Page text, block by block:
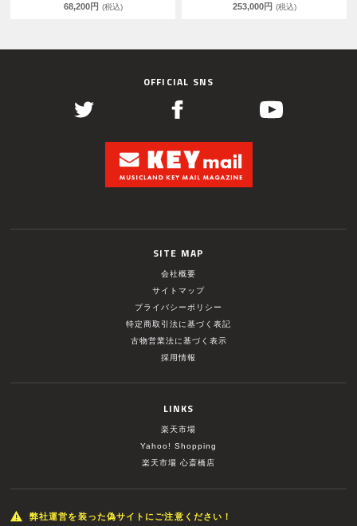
68,200円 (税込)
253,000円 (税込)
OFFICIAL SNS
SITE MAP
会社概要
サイトマップ
プライバシーポリシー
特定商取引法に基づく表記
古物営業法に基づく表示
採用情報
LINKS
楽天市場
Yahoo! Shopping
楽天市場 心斎橋店
弊社運営を装った偽サイトにご注意ください！